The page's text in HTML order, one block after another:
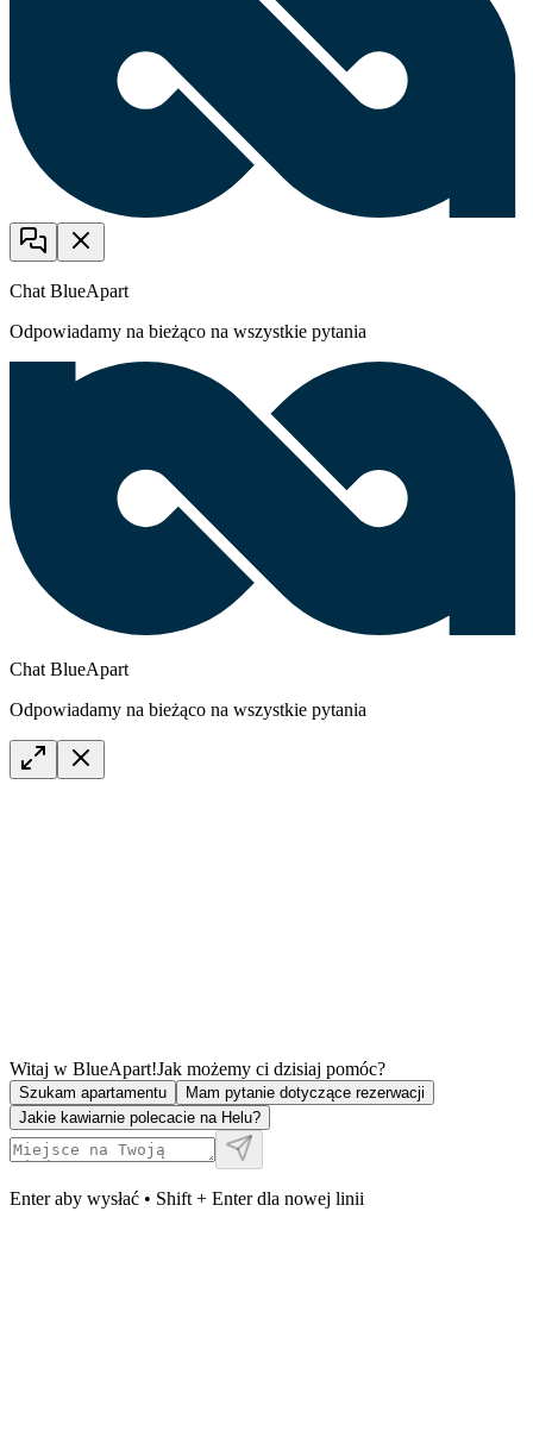
Chat BlueApart
Odpowiadamy na bieżąco na wszystkie pytania
Chat BlueApart
Odpowiadamy na bieżąco na wszystkie pytania
Witaj w BlueApart!Jak możemy ci dzisiaj pomóc?
Szukam apartamentu
Mam pytanie dotyczące rezerwacji
Jakie kawiarnie polecacie na Helu?
Enter aby wysłać • Shift + Enter dla nowej linii